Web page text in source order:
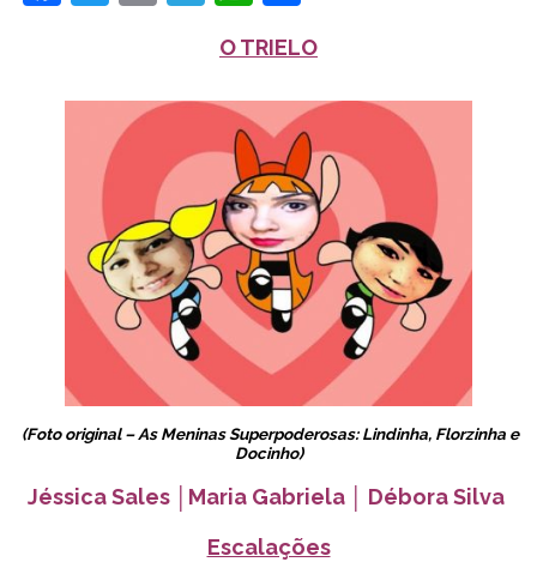
O TRIELO
(Foto original – As Meninas Superpoderosas: Lindinha, Florzinha e
Docinho)
Jéssica Sales │Maria Gabriela │ Débora Silva
Escalações